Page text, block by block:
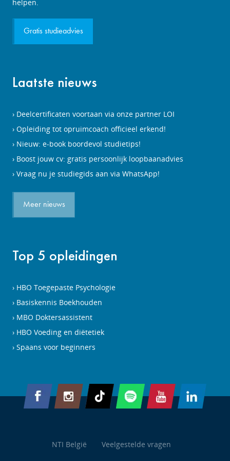
helpen.
Gratis studieadvies
Laatste nieuws
Deelcertificaten voortaan via onze partner LOI
Opleiding tot opruimcoach officieel erkend!
Nieuw: e-book boordevol studietips!
Boost jouw cv: gratis persoonlijk loopbaanadvies
Vraag nu je studiegids aan via WhatsApp!
Meer nieuws
Top 5 opleidingen
HBO Toegepaste Psychologie
Basiskennis Boekhouden
MBO Doktersassistent
HBO Voeding en diëtetiek
Spaans voor beginners
NTI België
Veelgestelde vragen